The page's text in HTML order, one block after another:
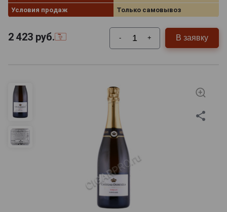
Условия продаж
Только самовывоз
2 423 руб. - + В заявку